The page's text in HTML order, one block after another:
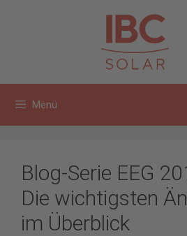
Menü
Blog-Serie EEG
Die wichtigsten
im Überblick